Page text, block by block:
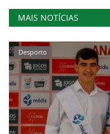
MAIS NOTÍCIAS
Desporto